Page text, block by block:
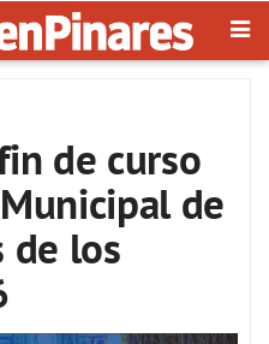
de curso
de
de los